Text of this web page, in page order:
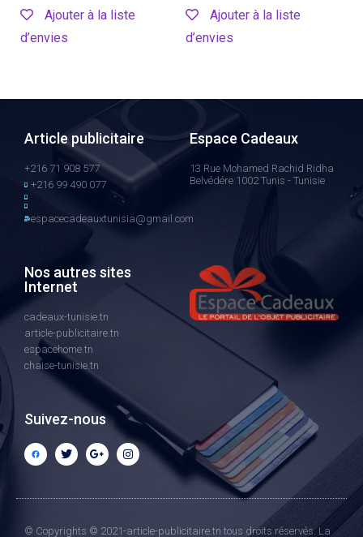
Ajouter à la liste
d’envies
Ajouter à la liste
d’envies
Article publicitaire
+216 71 908 577
+216 99 490 077
espacecadeauxtunisia@gmail.com
Espace Cadeaux
13 Rue Mohamed Rachid Ridha
Belvédére 1002 Tunis - Tunisie
Nos autres sites
Internet
cadeaux-tunisie.tn
article-publicitaire.tn
espacehome.tn
chaise-tunisie.tn
Suivez-nous
© Copyrights © 2021-article-publicitaire.tn tous droits réservés. La